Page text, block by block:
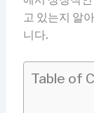
고 있는지 알
니다.
Table of